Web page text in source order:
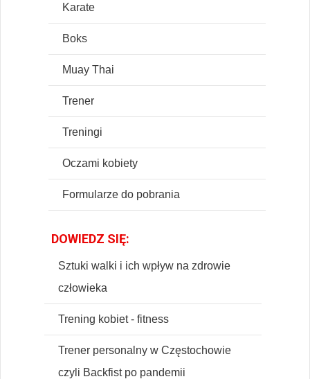
Karate
Boks
Muay Thai
Trener
Treningi
Oczami kobiety
Formularze do pobrania
DOWIEDZ SIĘ:
Sztuki walki i ich wpływ na zdrowie
człowieka
Trening kobiet - fitness
Trener personalny w Częstochowie
czyli Backfist po pandemii